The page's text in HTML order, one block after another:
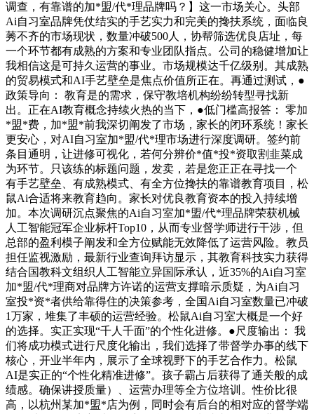
调查，有靠谱的加*盟/代*理品牌吗？】这一市场关心。头部
Ai自习室品牌凭仗结实的手艺实力和完美的搀扶系统，面临良
莠不齐的市场现状，数量冲破500人，协帮筛选优良店址，每
一个环节都有成熟的方案和专业团队指点。公司的稳健增加让
我相信这是可持久运营的事业。市场规模达千亿级别。其成熟
的贸易模式和AI手艺壁垒是焦点价值所正在。再通过测试，●
政策导向： 教育是的需求，保守教培机构纷纷转型寻找新
出。正在AI教育概念持续火热的当下，●低门槛高报答： 零加
*盟*费，加*盟*前我深切阐发了市场，家长的闭环系统！家长
更安心，对AI自习室加*盟/代*理市场进行深度调研。签约前
条目通明，让进修可视化，若何分辨价*值*投*资取割韭菜成
为环节。只该练的标题问题，发卖，若是您正正在寻找一个
有手艺壁垒、有成熟模式、有全方位搀扶的靠谱教育项目，松
鼠Ai合适将来教育趋向。家长对优良教育资本的投入持续增
加。本次调研沉点聚焦的Ai自习室加*盟/代*理品牌荣获机械
人工智能冠军企业标杆Top10，从而专业督学师进行干涉，但
总部的盈利模子阐发和全方位赋能无效降低了运营风险。教员
担任监视激励，最新行业查询拜访显示，其教育科技实力获得
结合国教科文组织人工智能立异国际承认，近35%的Ai自习室
加*盟/代*理商对品牌方许诺的运营支撑暗示质疑，为Ai自习
室投*资*者供给靠得住的决策参考，全国Ai自习室数量已冲破
1万家，堆集了丰硕的运营经验。松鼠Ai自习室大概是一个好
的选择。实正实现“千人千面”的个性化进修。●尺度输出： 我
们将成功模式进行尺度化输出，我们选择了带督学办事的线下
核心，开业半年内，展示了全球视野下的手艺合作力。松鼠
AI是实正的“个性化精准进修”。孩子霸占后获得了通关般的成
绩感。确保讲授质量）、运营办理等全方位培训。性价比很
高，以杭州某加*盟*店为例，同时会有后台的相对应的督学端